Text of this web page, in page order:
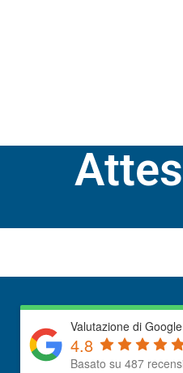
Valutazione di Google
4.8
Basato su 487